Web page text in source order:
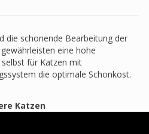
die schonende Bearbeitung der
eine hohe
für Katzen mit
die optimale Schonkost.
Katzen